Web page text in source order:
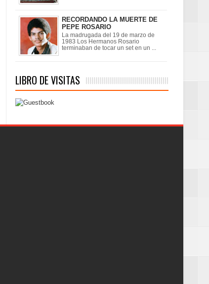
RECORDANDO LA MUERTE DE
PEPE ROSARIO
La madrugada del 19 de marzo de
1983 Los Hermanos Rosario
terminaban de tocar un set en un ...
LIBRO DE VISITAS